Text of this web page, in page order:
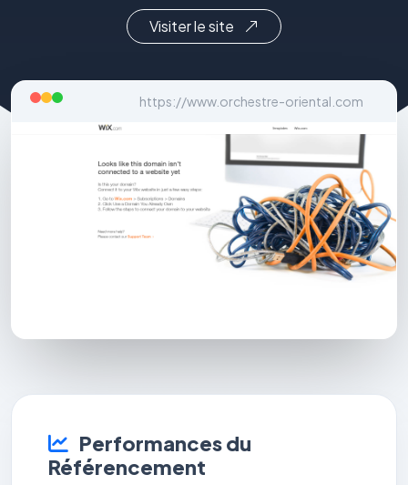
Visiter le site
https://www.orchestre-oriental.com
Performances du
Référencement